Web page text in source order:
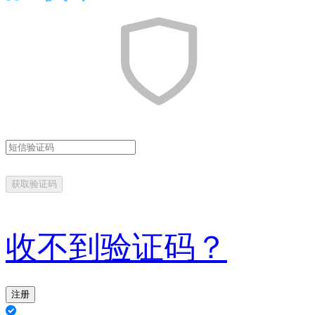
获取验证码
收不到验证码？
注册